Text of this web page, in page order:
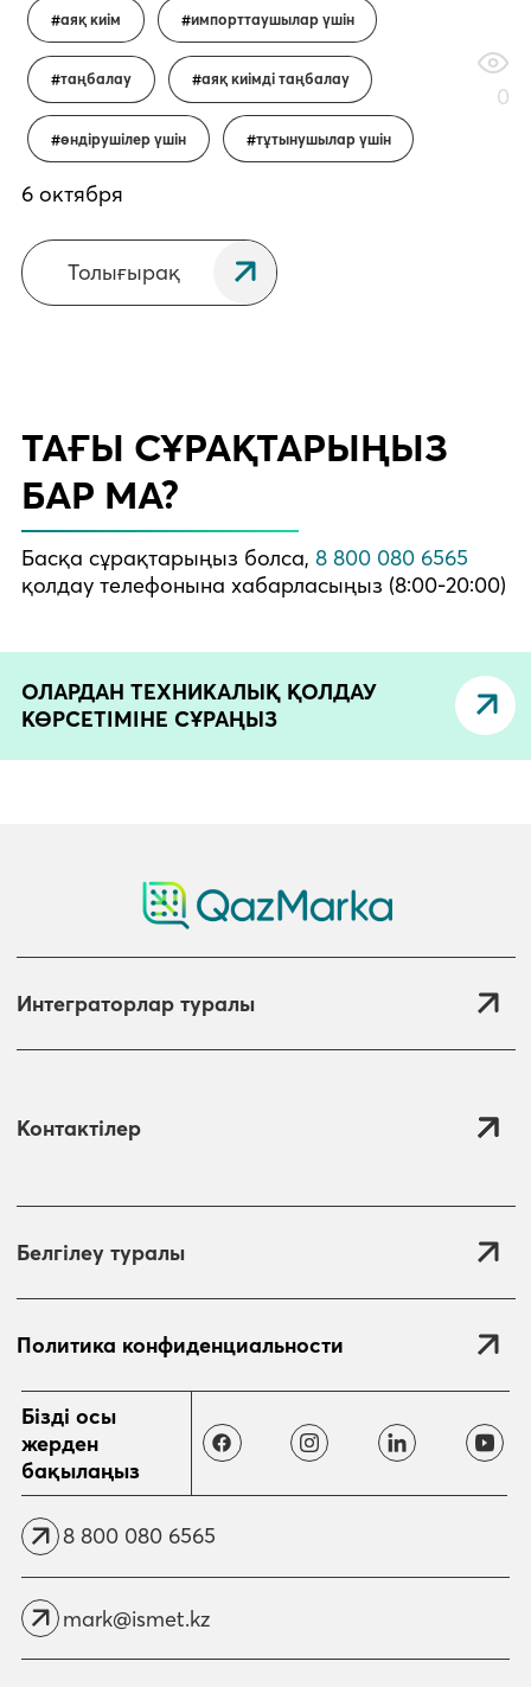
аяқ киім импорттаушылар үшін
таңбалау аяқ киімді таңбалау
өндірушілер үшін тұтынушылар үшін
0
6 октября
Толығырақ
ТАҒЫ СҰРАҚТАРЫҢЫЗ
БАР МА?
Басқа сұрақтарыңыз болса, 8 800 080 6565
қолдау телефонына хабарласыңыз (8:00-20:00)
ОЛАРДАН ТЕХНИКАЛЫҚ ҚОЛДАУ
КӨРСЕТІМІНЕ СҰРАҢЫЗ
Интеграторлар туралы
Контактілер
Белгілеу туралы
Политика конфиденциальности
Бізді осы
жерден
бақылаңыз
8 800 080 6565
mark@ismet.kz